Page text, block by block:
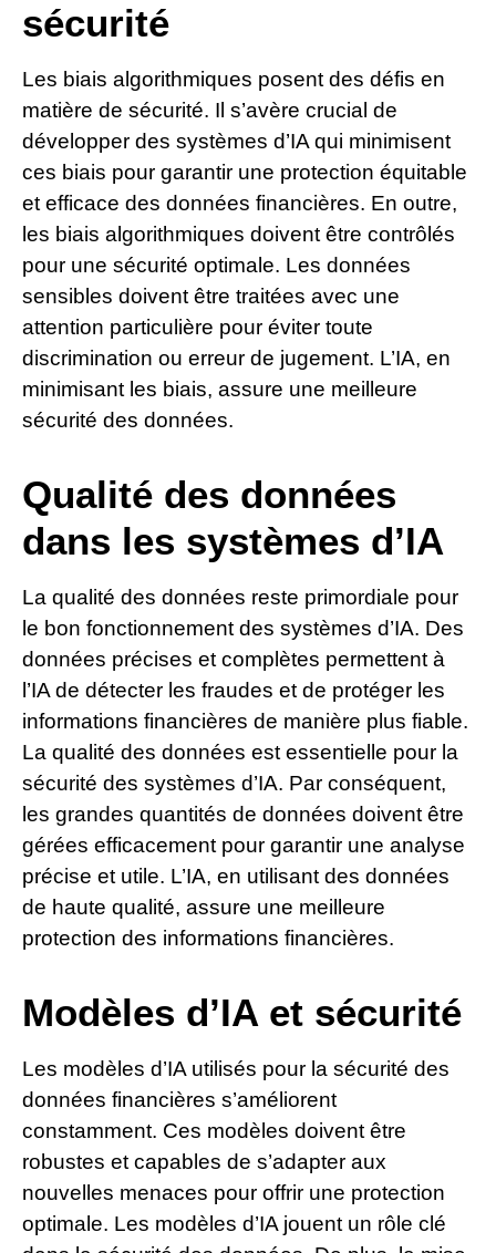
sécurité
Les biais algorithmiques posent des défis en
matière de sécurité. Il s’avère crucial de
développer des systèmes d’IA qui minimisent
ces biais pour garantir une protection équitable
et efficace des données financières. En outre,
les biais algorithmiques doivent être contrôlés
pour une sécurité optimale. Les données
sensibles doivent être traitées avec une
attention particulière pour éviter toute
discrimination ou erreur de jugement. L’IA, en
minimisant les biais, assure une meilleure
sécurité des données.
Qualité des données
dans les systèmes d’IA
La qualité des données reste primordiale pour
le bon fonctionnement des systèmes d’IA. Des
données précises et complètes permettent à
l’IA de détecter les fraudes et de protéger les
informations financières de manière plus fiable.
La qualité des données est essentielle pour la
sécurité des systèmes d’IA. Par conséquent,
les grandes quantités de données doivent être
gérées efficacement pour garantir une analyse
précise et utile. L’IA, en utilisant des données
de haute qualité, assure une meilleure
protection des informations financières.
Modèles d’IA et sécurité
Les modèles d’IA utilisés pour la sécurité des
données financières s’améliorent
constamment. Ces modèles doivent être
robustes et capables de s’adapter aux
nouvelles menaces pour offrir une protection
optimale. Les modèles d’IA jouent un rôle clé